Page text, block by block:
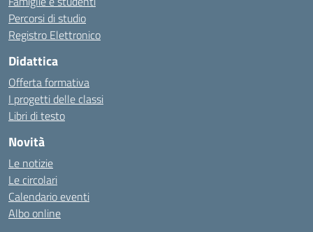
Percorsi di studio
Registro Elettronico
Didattica
Offerta formativa
I progetti delle classi
Libri di testo
Novità
Le notizie
Le circolari
Calendario eventi
Albo online